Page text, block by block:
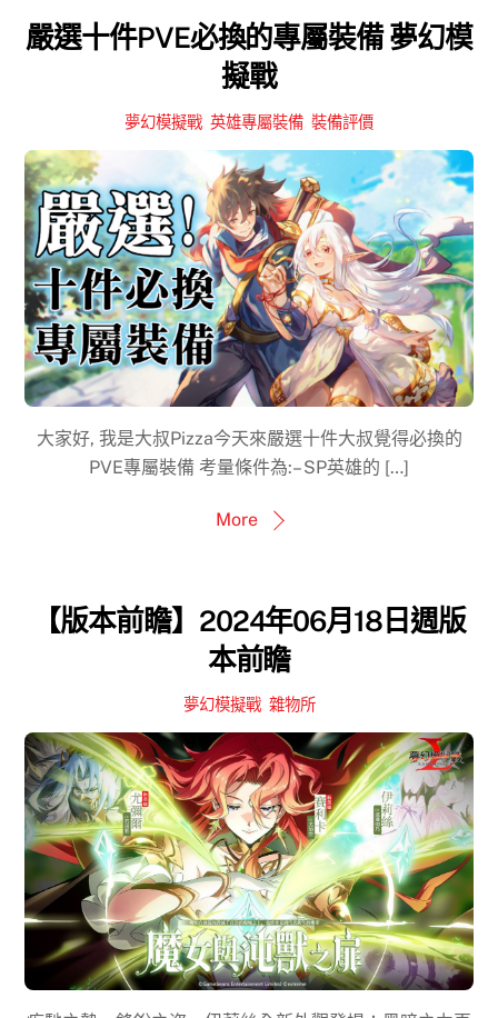
嚴選十件PVE必換的專屬裝備 夢幻模
擬戰
夢幻模擬戰 英雄專屬裝備 裝備評價
大家好, 我是大叔Pizza今天來嚴選十件大叔覺得必換的
PVE專屬裝備 考量條件為:– SP英雄的 […]
More
【版本前瞻】2024年06月18日週版
本前瞻
夢幻模擬戰, 雜物所